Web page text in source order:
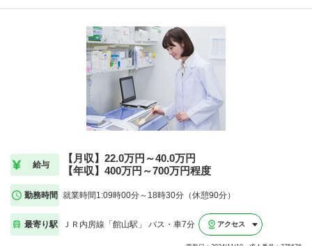
給与
【月収】22.0万円～40.0万円
【年収】400万円～700万円程度
勤務時間 就業時間1:09時00分～18時30分（休憩90分）
最寄り駅 ＪＲ内房線「館山駅」 バス・車7分 アクセス